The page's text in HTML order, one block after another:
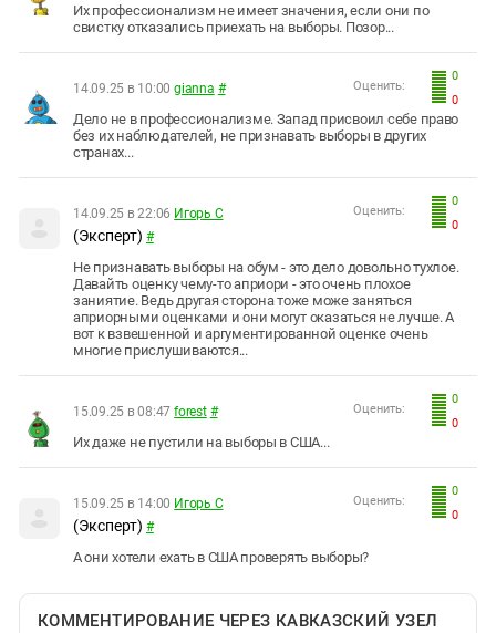
Их профессионализм не имеет значения, если они по
свистку отказались приехать на выборы. Позор...
0
0
Оценить:
14.09.25 в 10:00 gianna #
Дело не в профессионализме. Запад присвоил себе право
без их наблюдателей, не признавать выборы в других
странах...
0
0
Оценить:
14.09.25 в 22:06 Игорь С
(Эксперт) #
Не признавать выборы на обум - это дело довольно тухлое.
Давайть оценку чему-то априори - это очень плохое
заниятие. Ведь другая сторона тоже може заняться
априорными оценками и они могут оказаться не лучше. А
вот к взвешенной и аргументированной оценке очень
многие прислушиваются...
0
0
Оценить:
15.09.25 в 08:47 forest #
Их даже не пустили на выборы в США...
0
0
Оценить:
15.09.25 в 14:00 Игорь С
(Эксперт) #
А они хотели ехать в США проверять выборы?
КОММЕНТИРОВАНИЕ ЧЕРЕЗ КАВКАЗСКИЙ УЗЕЛ